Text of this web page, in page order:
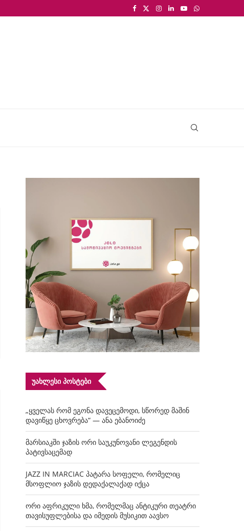
ᲣᲐᲮᲚᲔᲡᲘ ᲞᲝᲡᲢᲔᲑᲘ
„ყველას რომ ეგონა დავეცემოდი, სწორედ მაშინ
დავიწყე ცხოვრება“ — ანა ებანოიძე
მარსიაკში ჯაზის ორი საუკუნოვანი ლეგენდის
პატივსაცემად
JAZZ IN MARCIAC პატარა სოფელი, რომელიც
მსოფლიო ჯაზის დედაქალაქად იქცა
ორი აფრიკული ხმა, რომელმაც ანტიკური თეატრი
თავისუფლებისა და იმედის მუსიკით აავსო